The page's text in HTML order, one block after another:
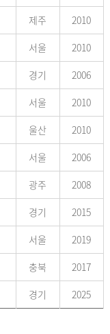
제주 2010
서울
2010
경기
2006
서울
2010
울산
2010
서울
2006
광주 2008
경기
2015
서울
2019
충북
2017
경기 2025